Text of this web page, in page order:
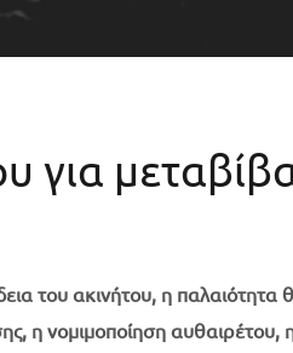
για
του ακινήτου, η παλαιότητα
η νομιμοποίηση αυθαιρέτου,